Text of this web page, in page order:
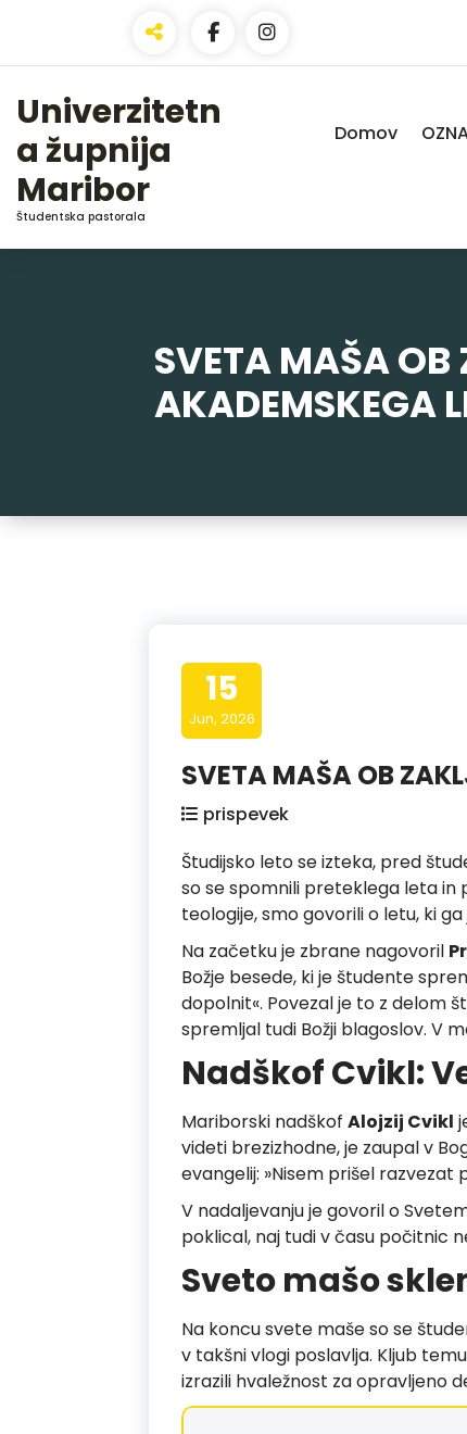
Content
Univerzitetn
a župnija
Maribor
Študentska pastorala
Domov
SVETA MAŠA
AKADEMSKEGA
15
Jun, 2026
SVETA MAŠA OB
prispevek
Študijsko leto se izteka, pred
so se spomnili preteklega leta in
teologije, smo govorili o letu, ki
Na začetku je zbrane nagovoril
Božje besede, ki je študente
dopolnit«. Povezal je to z delom
spremljal tudi Božji blagoslov. V
Nadškof Cvikl:
Mariborski nadškof Alojzij Cvikl
videti brezizhodne, je zaupal v
evangelij: »Nisem prišel
V nadaljevanju je govoril o
poklical, naj tudi v času počitnic
Sveto mašo
Na koncu svete maše so se
v takšni vlogi poslavlja. Kljub
izrazili hvaležnost za opravljeno